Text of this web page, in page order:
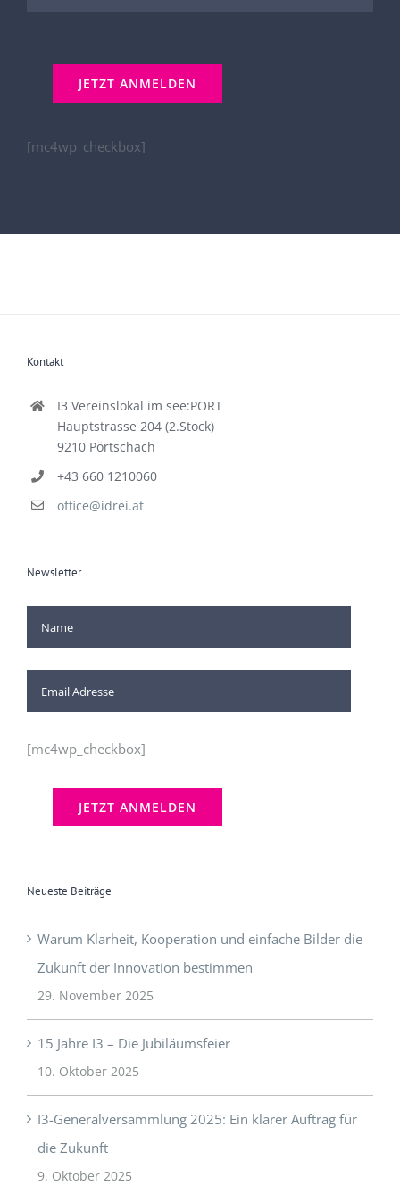
Kontakt
Hauptstrasse 204 (2.Stock)
9210 Pörtschach
Newsletter
[mc4wp_checkbox]
Neueste Beiträge
Warum Klarheit, Kooperation und einfache Bilder die
Zukunft der Innovation bestimmen
29. November 2025
15 Jahre I3 – Die Jubiläumsfeier
10. Oktober 2025
I3-Generalversammlung 2025: Ein klarer Auftrag für